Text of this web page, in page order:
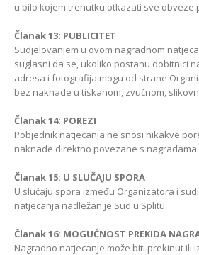
u bilo kojem trenutku otkazati sve obveze
Članak 13: PUBLICITET
Sudjelovanjem u ovom nagradnom
suglasni da se, ukoliko postanu dobitnici
adresa i fotografija mogu od strane
bez naknade u tiskanom, zvučnom,
Članak 14: POREZI
Pobjednik natjecanja ne snosi nikakve
naknade direktno povezane s nagradama.
Članak 15: U SLUČAJU SPORA
U slučaju spora između Organizatora i
natjecanja nadležan je Sud u Splitu.
Članak 16: MOGUĆNOST PREKIDA
Nagradno natjecanje može biti prekinut ili